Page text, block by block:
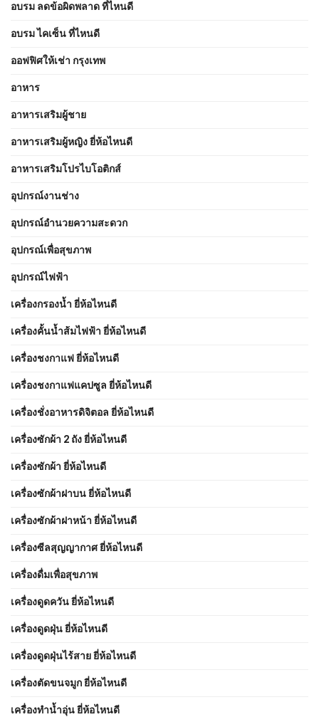
อบรม ลดข้อผิดพลาด ที่ไหนดี
อบรม ไคเซ็น ที่ไหนดี
ออฟฟิศให้เช่า กรุงเทพ
อาหาร
อาหารเสริมผู้ชาย
อาหารเสริมผู้หญิง ยี่ห้อไหนดี
อาหารเสริมโปรไบโอติกส์
อุปกรณ์งานช่าง
อุปกรณ์อำนวยความสะดวก
อุปกรณ์เพื่อสุขภาพ
อุปกรณ์ไฟฟ้า
เครื่องกรองน้ำ ยี่ห้อไหนดี
เครื่องคั้นน้ำส้มไฟฟ้า ยี่ห้อไหนดี
เครื่องชงกาแฟ ยี่ห้อไหนดี
เครื่องชงกาแฟแคปซูล ยี่ห้อไหนดี
เครื่องชั่งอาหารดิจิตอล ยี่ห้อไหนดี
เครื่องซักผ้า 2 ถัง ยี่ห้อไหนดี
เครื่องซักผ้า ยี่ห้อไหนดี
เครื่องซักผ้าฝาบน ยี่ห้อไหนดี
เครื่องซักผ้าฝาหน้า ยี่ห้อไหนดี
เครื่องซีลสุญญากาศ ยี่ห้อไหนดี
เครื่องดื่มเพื่อสุขภาพ
เครื่องดูดควัน ยี่ห้อไหนดี
เครื่องดูดฝุ่น ยี่ห้อไหนดี
เครื่องดูดฝุ่นไร้สาย ยี่ห้อไหนดี
เครื่องตัดขนจมูก ยี่ห้อไหนดี
เครื่องทำน้ำอุ่น ยี่ห้อไหนดี